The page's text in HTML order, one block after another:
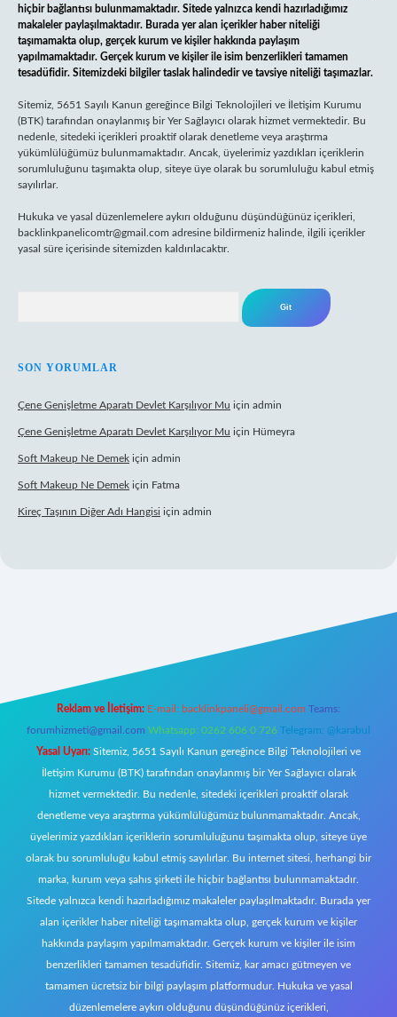
hiçbir bağlantısı bulunmamaktadır. Sitede yalnızca kendi hazırladığımız
makaleler paylaşılmaktadır. Burada yer alan içerikler haber niteliği
taşımamakta olup, gerçek kurum ve kişiler hakkında paylaşım
yapılmamaktadır. Gerçek kurum ve kişiler ile isim benzerlikleri tamamen
tesadüfidir. Sitemizdeki bilgiler taslak halindedir ve tavsiye niteliği taşımazlar.
Sitemiz, 5651 Sayılı Kanun gereğince Bilgi Teknolojileri ve İletişim Kurumu
(BTK) tarafından onaylanmış bir Yer Sağlayıcı olarak hizmet vermektedir. Bu
nedenle, sitedeki içerikleri proaktif olarak denetleme veya araştırma
yükümlülüğümüz bulunmamaktadır. Ancak, üyelerimiz yazdıkları içeriklerin
sorumluluğunu taşımakta olup, siteye üye olarak bu sorumluluğu kabul etmiş
sayılırlar.
Hukuka ve yasal düzenlemelere aykırı olduğunu düşündüğünüz içerikleri,
backlinkpanelicomtr@gmail.com adresine bildirmeniz halinde, ilgili içerikler
yasal süre içerisinde sitemizden kaldırılacaktır.
SON YORUMLAR
Çene Genişletme Aparatı Devlet Karşılıyor Mu için admin
Çene Genişletme Aparatı Devlet Karşılıyor Mu için Hümeyra
Soft Makeup Ne Demek için admin
Soft Makeup Ne Demek için Fatma
Kireç Taşının Diğer Adı Hangisi için admin
Reklam ve İletişim: E-mail: backlinkpaneli@gmail.com Teams:
forumhizmeti@gmail.com Whatsapp: 0262 606 0 726 Telegram: @karabul
Yasal Uyarı: Sitemiz, 5651 Sayılı Kanun gereğince Bilgi Teknolojileri ve
İletişim Kurumu (BTK) tarafından onaylanmış bir Yer Sağlayıcı olarak
hizmet vermektedir. Bu nedenle, sitedeki içerikleri proaktif olarak
denetleme veya araştırma yükümlülüğümüz bulunmamaktadır. Ancak,
üyelerimiz yazdıkları içeriklerin sorumluluğunu taşımakta olup, siteye üye
olarak bu sorumluluğu kabul etmiş sayılırlar. Bu internet sitesi, herhangi bir
marka, kurum veya şahıs şirketi ile hiçbir bağlantısı bulunmamaktadır.
Sitede yalnızca kendi hazırladığımız makaleler paylaşılmaktadır. Burada yer
alan içerikler haber niteliği taşımamakta olup, gerçek kurum ve kişiler
hakkında paylaşım yapılmamaktadır. Gerçek kurum ve kişiler ile isim
benzerlikleri tamamen tesadüfidir. Sitemiz, kar amacı gütmeyen ve
tamamen ücretsiz bir bilgi paylaşım platformudur. Hukuka ve yasal
düzenlemelere aykırı olduğunu düşündüğünüz içerikleri,